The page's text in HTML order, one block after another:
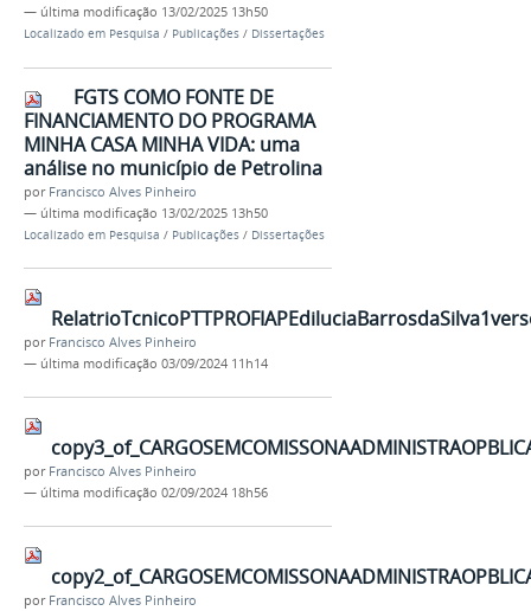
— última modificação 13/02/2025 13h50
Localizado em Pesquisa / Publicações / Dissertações
FGTS COMO FONTE DE
FINANCIAMENTO DO PROGRAMA
MINHA CASA MINHA VIDA: uma
análise no município de Petrolina
por Francisco Alves Pinheiro
— última modificação 13/02/2025 13h50
Localizado em Pesquisa / Publicações / Dissertações
por Francisco Alves Pinheiro
— última modificação 03/09/2024 11h14
por Francisco Alves Pinheiro
— última modificação 02/09/2024 18h56
por Francisco Alves Pinheiro